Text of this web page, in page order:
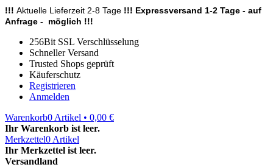
!!! Aktuelle Lieferzeit 2-8 Tage !!! Expressversand 1-2 Tage - auf
Anfrage - möglich !!!
256Bit SSL Verschlüsselung
Schneller Versand
Trusted Shops geprüft
Käuferschutz
Registrieren
Anmelden
Warenkorb0 Artikel • 0,00 €
Ihr Warenkorb ist leer.
Merkzettel0 Artikel
Ihr Merkzettel ist leer.
Versandland